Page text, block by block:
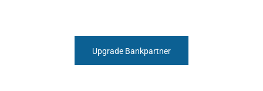
Upgrade Bankpartner